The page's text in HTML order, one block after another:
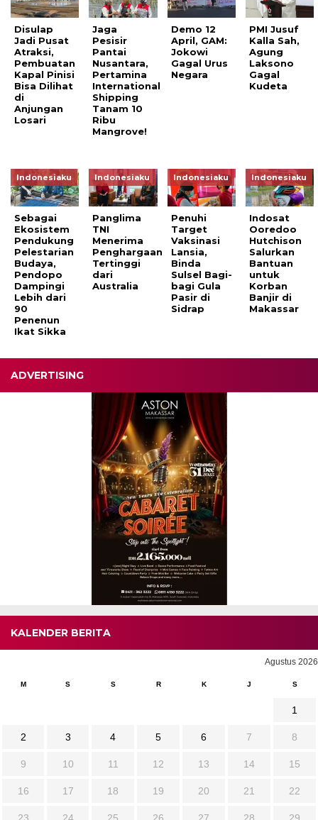
Disulap
Jadi Pusat
Atraksi,
Pembuatan
Kapal Pinisi
Bisa Dilihat
di
Anjungan
Losari
Jaga
Pesisir
Pantai
Nusantara,
Pertamina
International
Shipping
Tanam 10
Ribu
Mangrove!
Demo 12
April, GAM:
Jokowi
Gagal Urus
Negara
PMI Jusuf
Kalla Sah,
Agung
Laksono
Gagal
Kudeta
Indonesiaku
Sebagai
Ekosistem
Pendukung
Pelestarian
Budaya,
Pendopo
Dampingi
Lebih dari
90
Penenun
Ikat Sikka
Indonesiaku
Panglima
TNI
Menerima
Penghargaan
Tertinggi
dari
Australia
Indonesiaku
Penuhi
Target
Vaksinasi
Lansia,
Binda
Sulsel Bagi-
bagi Gula
Pasir di
Sidrap
Indonesiaku
Indosat
Ooredoo
Hutchison
Salurkan
Bantuan
untuk
Korban
Banjir di
Makassar
ADVERTISING
KALENDER BERITA
Agustus 2026
M S S R K J S
1
2 3 4 5 6 7 8
9 10 11 12 13 14 15
16 17 18 19 20 21 22